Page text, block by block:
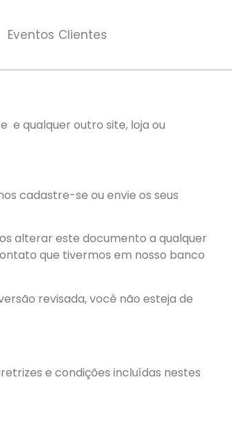
Eventos Clientes
e qualquer outro site, loja ou
cadastre-se ou envie os seus
alterar este documento a qualquer
que tivermos em nosso banco
revisada, você não esteja de
e condições incluídas nestes